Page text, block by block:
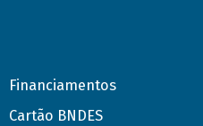
Financiamentos
Cartão BNDES